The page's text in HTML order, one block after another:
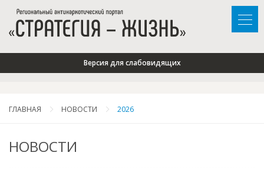
Версия для слабовидящих
ГЛАВНАЯ НОВОСТИ 2026
НОВОСТИ